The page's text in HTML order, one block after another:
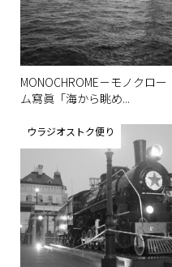
MONOCHROME－モノクロー
ム寫眞「海から眺め...
ウラジオストク便り